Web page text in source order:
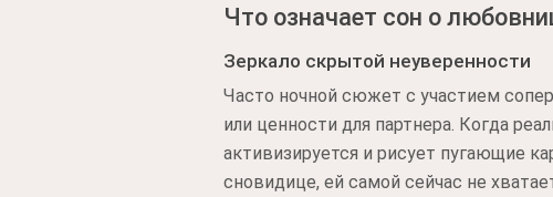
Что означает сон о
Зеркало скрытой неуверенности
Часто ночной сюжет с участием
или ценности для партнера. Когда
активизируется и рисует пугающие
сновидице, ей самой сейчас не